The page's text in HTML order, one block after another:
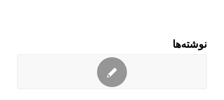
نوشته‌ها